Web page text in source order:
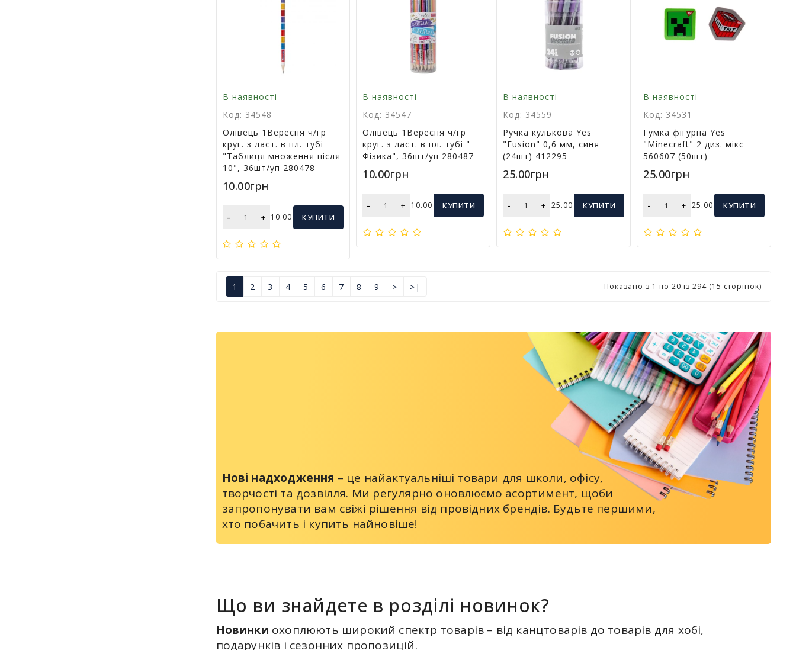
В наявності
Код: 34548
Олівець 1Вересня ч/гр
круг. з ласт. в пл. тубі
"Таблиця множення після
10", 36шт/уп 280478
10.00грн
- + 10.00 КУПИТИ
В наявності
Код: 34547
Олівець 1Вересня ч/гр
круг. з ласт. в пл. тубі "
Фізика", 36шт/уп 280487
10.00грн
- + 10.00 КУПИТИ
В наявності
Код: 34559
Ручка кулькова Yes
"Fusion" 0,6 мм, синя
(24шт) 412295
25.00грн
- + 25.00 КУПИТИ
В наявності
Код: 34531
Гумка фігурна Yes
"Minecraft" 2 диз. мікс
560607 (50шт)
25.00грн
- + 25.00 КУПИТИ
1 2 3 4 5 6 7 8 9 > >| Показано з 1 по 20 із 294 (15 сторінок)
Нові надходження – це найактуальніші товари для школи, офісу,
творчості та дозвілля. Ми регулярно оновлюємо асортимент, щоби
запропонувати вам свіжі рішення від провідних брендів. Будьте першими,
хто побачить і купить найновіше!
Що ви знайдете в розділі новинок?
Новинки охоплюють широкий спектр товарів – від канцтоварів до товарів для хобі,
подарунків і сезонних пропозицій.